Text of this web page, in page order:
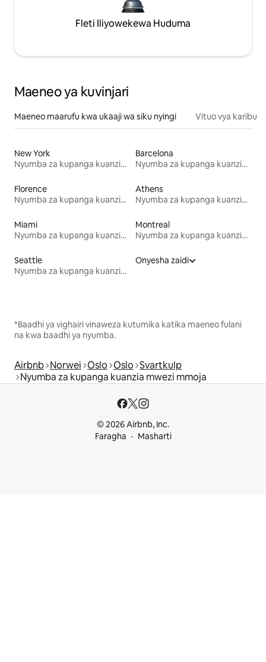
Fleti Iliyowekewa Huduma
Maeneo ya kuvinjari
Maeneo maarufu kwa ukaaji wa siku nyingi Vituo vya karibu
New York
Nyumba za kupanga kuanzia mwezi mmoja
Barcelona
Nyumba za kupanga kuanzia mwezi mmoja
Florence
Nyumba za kupanga kuanzia mwezi mmoja
Athens
Nyumba za kupanga kuanzia mwezi mmoja
Miami
Nyumba za kupanga kuanzia mwezi mmoja
Montreal
Nyumba za kupanga kuanzia mwezi mmoja
Seattle
Nyumba za kupanga kuanzia mwezi mmoja
Onyesha zaidi
*Baadhi ya vighairi vinaweza kutumika katika maeneo fulani
na kwa baadhi ya nyumba.
Airbnb Norwei Oslo Oslo Svartkulp
Nyumba za kupanga kuanzia mwezi mmoja
© 2026 Airbnb, Inc.
Faragha
Masharti